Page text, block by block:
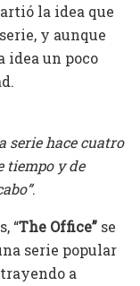
la idea que
y aunque
idea un poco
serie hace cuatro
tiempo y de
.
“The Office” se
serie popular
a